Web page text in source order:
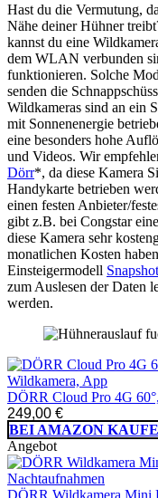
Hast du die Vermutung,
Nähe deiner Hühner
kannst du eine
dem WLAN verbunden
funktionieren. Solche
senden die
Wildkameras sind an ein
mit Sonnenenergie
eine besonders hohe
und Videos. Wir
Dörr*, da diese Kamera
Handykarte betrieben
einen festen Anbieter/
gibt z.B. bei Congstar
diese Kamera sehr
monatlichen Kosten
Einsteigermodell
zum Auslesen der Daten
werden.
DÖRR Cloud Pro 4G
249,00 €
BEI AMAZON
Angebot
DÖRR Wildkamera Mini